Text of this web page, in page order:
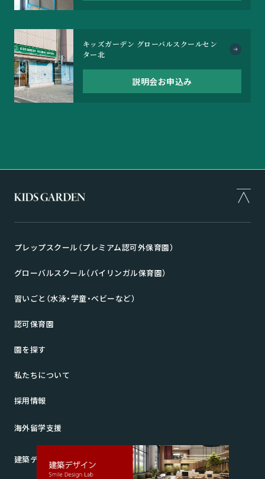
キッズガーデン グローバルスクールセン
ター北
説明会お申込み
プレップスクール（プレミアム認可外保育園）
グローバルスクール（バイリンガル保育園）
習いごと（水泳・学童・ベビーなど）
認可保育園
園を探す
私たちについて
採用情報
海外留学支援
建築デザイン Smile Design Lab